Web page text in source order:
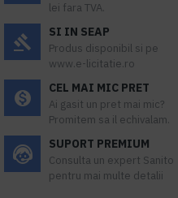
lei fara TVA.
SI IN SEAP
Produs disponibil si pe
www.e-licitatie.ro
CEL MAI MIC PRET
Ai gasit un pret mai mic?
Promitem sa il echivalam.
SUPORT PREMIUM
Consulta un expert Sanito
pentru mai multe detalii